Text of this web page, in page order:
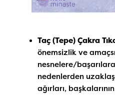
Taç (Tepe) Çakra
önemsizlik ve
nesnelere/başarılara
nedenlerden
ağırları,